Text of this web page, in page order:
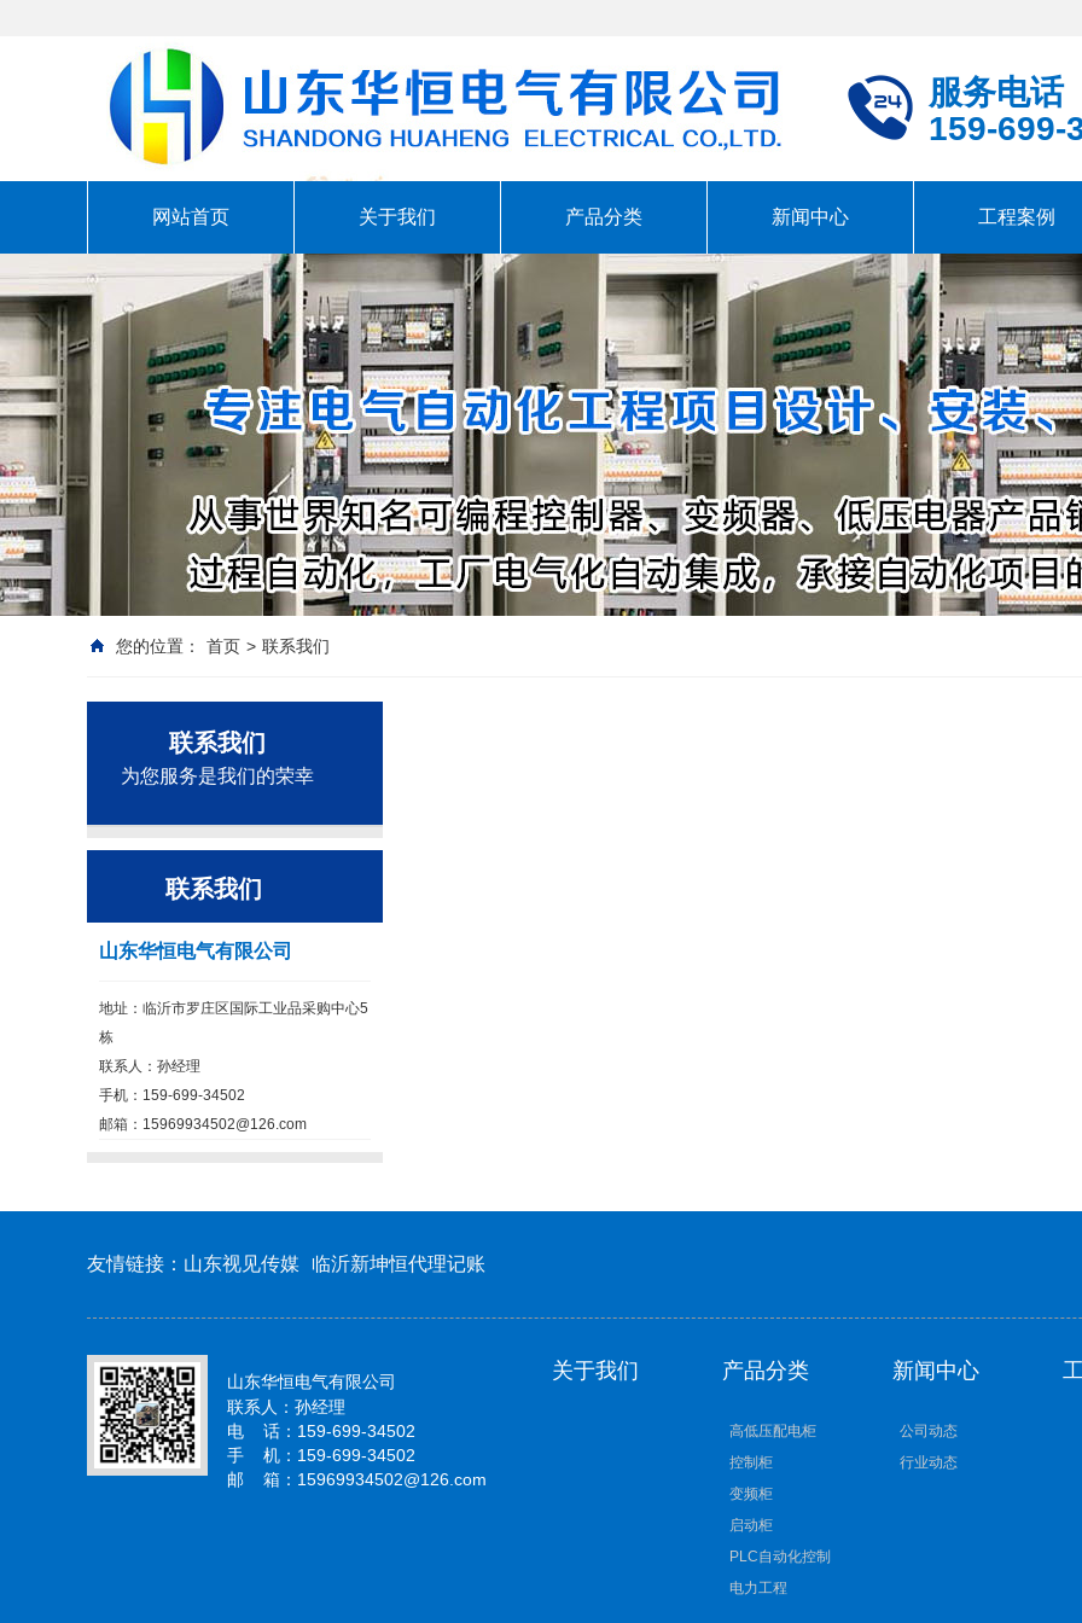
服务电话
159-699-
网站首页 关于我们 产品分类 新闻中心 工程案例
您的位置： 首页 > 联系我们
联系我们
为您服务是我们的荣幸
联系我们
山东华恒电气有限公司
地址：临沂市罗庄区国际工业品采购中心5
栋
联系人：孙经理
手机：159-699-34502
邮箱：15969934502@126.com
友情链接： 山东视见传媒 临沂新坤恒代理记账
山东华恒电气有限公司
联系人：孙经理
电 话：159-699-34502
手 机：159-699-34502
邮 箱：15969934502@126.com
关于我们 产品分类
高低压配电柜
控制柜
变频柜
启动柜
PLC自动化控制
电力工程
新闻中心
公司动态
行业动态